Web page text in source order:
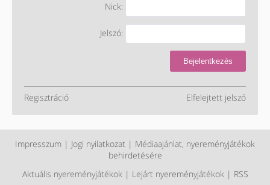
Nick:
Jelszó:
Bejelentkezés
Regisztráció Elfelejtett jelszó
Impresszum | Jogi nyilatkozat | Médiaajánlat, nyereményjátékok
behirdetésére
Aktuális nyereményjátékok| Lejárt nyereményjátékok| RSS